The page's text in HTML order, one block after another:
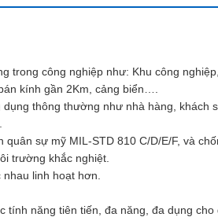
trong công nghiệp như: Khu công
kính gần 2Km, cảng biển….
thông thường như nhà hàng, khách
sự mỹ MIL-STD 810 C/D/E/F, và
trường khắc nghiệt.
linh hoạt hơn.
tính năng tiên tiến, đa năng, đa dụng cho